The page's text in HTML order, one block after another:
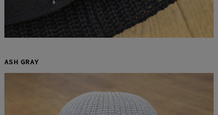
ASH GRAY